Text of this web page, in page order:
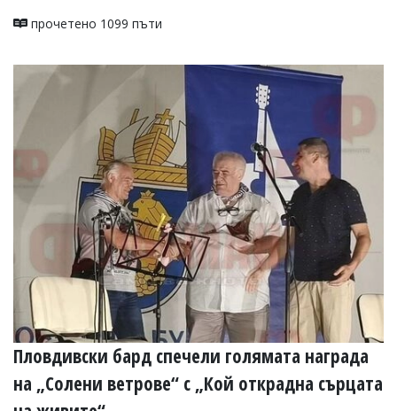
моля
сигнализирайте
прочетено 1099 пъти
Пловдивски бард спечели голямата награда
на „Солени ветрове“ с „Кой открадна сърцата